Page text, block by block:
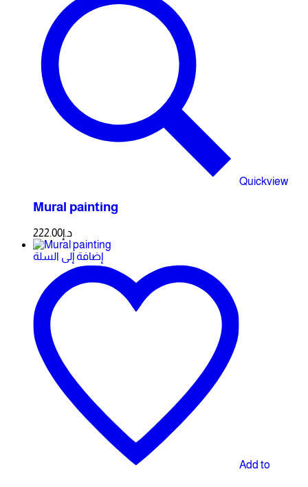
Quickview
Mural painting
د.إ222.00
إضافة إلى السلة
Add to